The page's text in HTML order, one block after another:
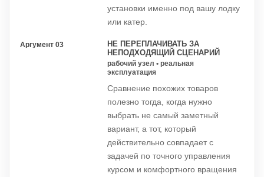
установки именно под вашу лодку
или катер.
Аргумент 03
НЕ ПЕРЕПЛАЧИВАТЬ ЗА
НЕПОДХОДЯЩИЙ СЦЕНАРИЙ
рабочий узел • реальная
эксплуатация
Сравнение похожих товаров
полезно тогда, когда нужно
выбрать не самый заметный
вариант, а тот, который
действительно совпадает с
задачей по точного управления
курсом и комфортного вращения